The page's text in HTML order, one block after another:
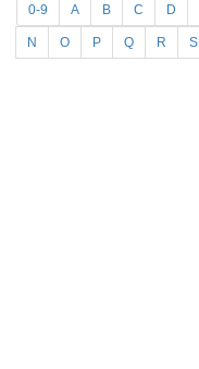
0-9 A B C D
N O P Q R S